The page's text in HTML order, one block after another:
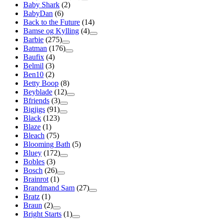
Baby Shark (2)
BabyDan (6)
Back to the Future (14)
Bamse og Kylling (4)
Barbie (275)
Batman (176)
Baufix (4)
Belmil (3)
Ben10 (2)
Betty Boop (8)
Beyblade (12)
Bfriends (3)
Bigjigs (91)
Black (123)
Blaze (1)
Bleach (75)
Blooming Bath (5)
Bluey (172)
Bobles (3)
Bosch (26)
Brainrot (1)
Brandmand Sam (27)
Bratz (1)
Braun (2)
Bright Starts (1)